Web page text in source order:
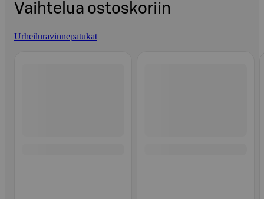
Vaihtelua ostoskoriin
Urheiluravinnepatukat